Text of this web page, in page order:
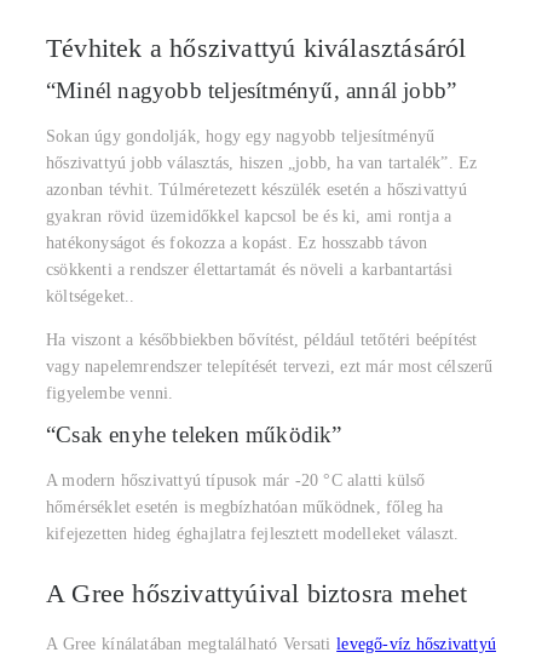
Tévhitek a hőszivattyú kiválasztásáról
“Minél nagyobb teljesítményű, annál jobb”
Sokan úgy gondolják, hogy egy nagyobb teljesítményű
hőszivattyú jobb választás, hiszen „jobb, ha van tartalék”. Ez
azonban tévhit. Túlméretezett készülék esetén a hőszivattyú
gyakran rövid üzemidőkkel kapcsol be és ki, ami rontja a
hatékonyságot és fokozza a kopást. Ez hosszabb távon
csökkenti a rendszer élettartamát és növeli a karbantartási
költségeket..
Ha viszont a későbbiekben bővítést, például tetőtéri beépítést
vagy napelemrendszer telepítését tervezi, ezt már most célszerű
figyelembe venni.
“Csak enyhe teleken működik”
A modern hőszivattyú típusok már -20 °C alatti külső
hőmérséklet esetén is megbízhatóan működnek, főleg ha
kifejezetten hideg éghajlatra fejlesztett modelleket választ.
A Gree hőszivattyúival biztosra mehet
A Gree kínálatában megtalálható Versatilevegő-víz hőszivattyú